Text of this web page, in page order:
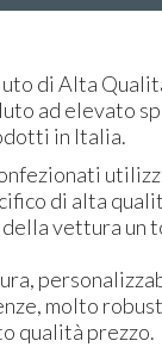
di Alta
ad elevato
in Italia.
di alta
vettura un
molto
qualità prezzo.